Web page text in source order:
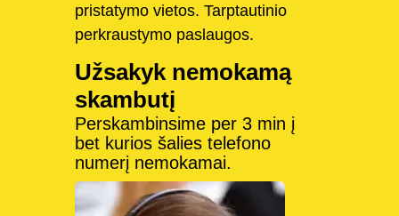
pristatymo vietos. Tarptautinio
perkraustymo paslaugos.
Užsakyk nemokamą
skambutį
Perskambinsime per 3 min į
bet kurios šalies telefono
numerį nemokamai.